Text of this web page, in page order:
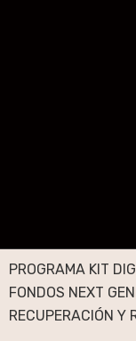
PROGRAMA KIT
FONDOS NEXT
RECUPERACIÓN Y